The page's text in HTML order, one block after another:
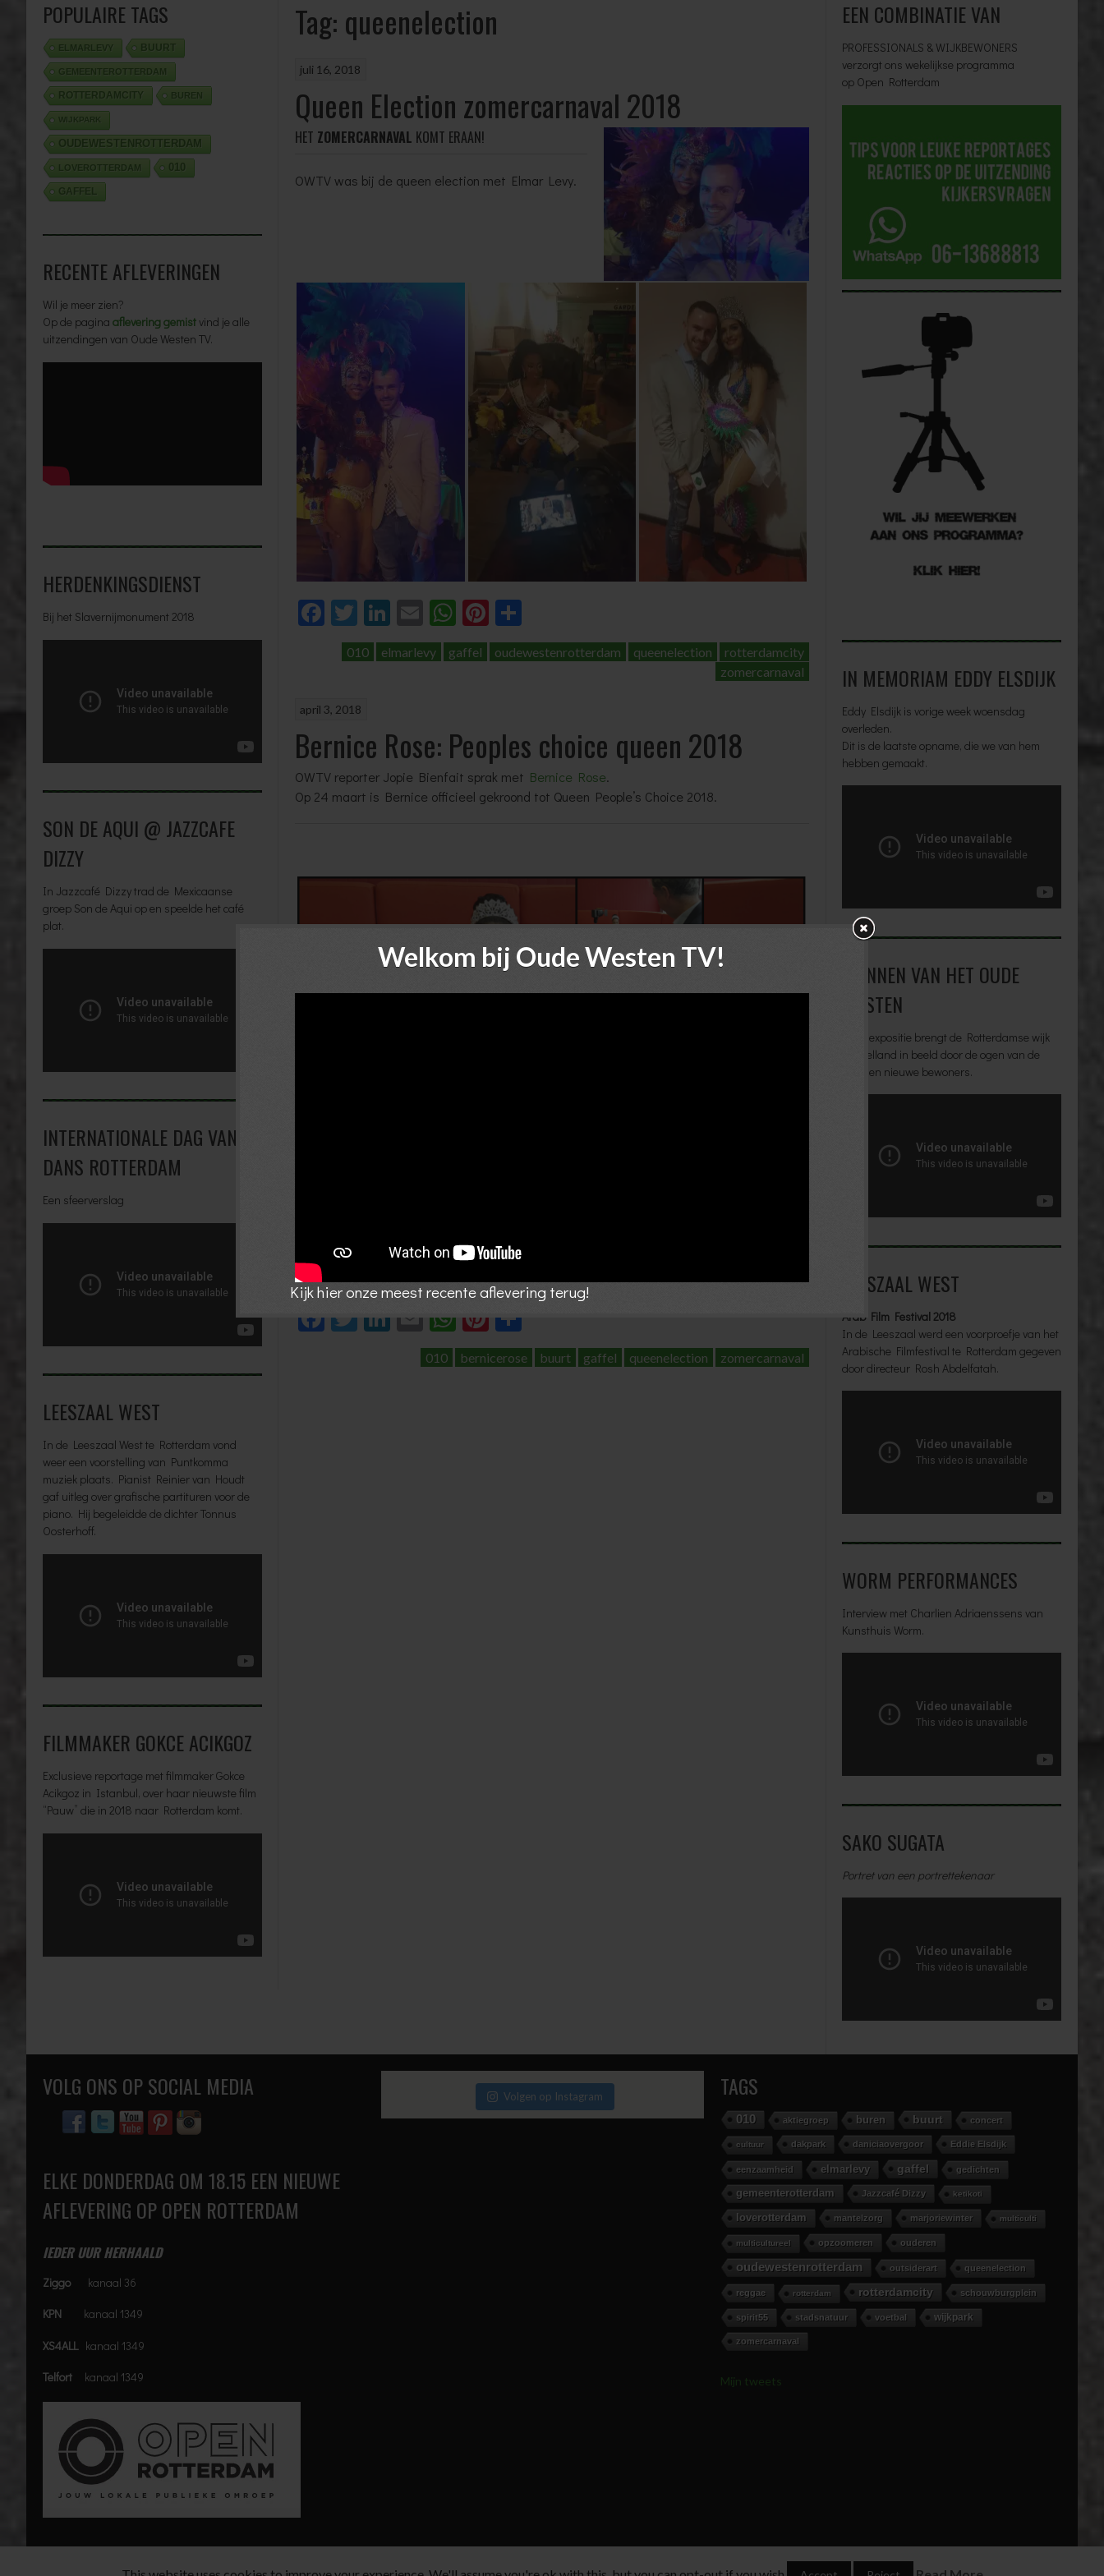
Welkom bij Oude Westen TV!
Kijk hier onze meest recente aflevering terug!
Tag: queenelection
juli 16, 2018
Queen Election zomercarnaval 2018
HET ZOMERCARNAVAL KOMT ERAAN!
OWTV was bij de queen election met Elmar Levy.
Facebook
Twitter
LinkedIn
EmailWhatsApp
Pinterest
010 elmarlevy gaffel oudewestenrotterdam queenelection
rotterdamcity
zomercarnaval
april 3, 2018
Bernice Rose: Peoples choice queen 2018
OWTV reporter Jopie Bienfait sprak met Bernice Rose.
Op 24 maart is Bernice officieel gekroond tot Queen People’s Choice 2018.
Facebook
Twitter
LinkedIn
EmailWhatsApp
Pinterest
010 bernicerose buurt gaffel queenelection zomercarnaval
POPULAIRE TAGS
ELMARLEVY BUURT
GEMEENTEROTTERDAM
ROTTERDAMCITY BUREN
WIJKPARK
OUDEWESTENROTTERDAM
LOVEROTTERDAM 010
GAFFEL
RECENTE AFLEVERINGEN
Wil je meer zien?
Op de pagina aflevering gemistvind je alle
uitzendingen van Oude Westen TV.
HERDENKINGSDIENST
Bij het Slavernijmonument 2018
SON DE AQUI @ JAZZCAFE
DIZZY
In Jazzcafé Dizzy trad de Mexicaanse
groep Son de Aqui op en speelde het café
plat.
INTERNATIONALE DAG VAN DE
DANS ROTTERDAM
Een sfeerverslag
LEESZAAL WEST
In de Leeszaal West te Rotterdam vond
weer een voorstelling van Puntkomma
muziek plaats. Pianist Reinier van Houdt
gaf uitleg over grafische partituren voor de
piano. Hij begeleidde de dichter Tonnus
Oosterhoff.
FILMMAKER GOKCE ACIKGOZ
Exclusieve reportage met filmmaker Gokce
Acikgoz in Istanbul, over haar nieuwste film
“Pauw” die in 2018 naar Rotterdam komt.
EEN COMBINATIE VAN
PROFESSIONALS & WIJKBEWONERS
verzorgt ons wekelijkse programma
op Open Rotterdam
IN MEMORIAM EDDY ELSDIJK
Eddy Elsdijk is vorige week woensdag
overleden.
Dit is de laatste opname, die we van hem
hebben gemaakt.
MANNEN VAN HET OUDE
WESTEN
Deze expositie brengt de Rotterdamse wijk
Middelland in beeld door de ogen van de
oude en nieuwe bewoners.
LEESZAAL WEST
Arab Film Festival 2018
In de Leeszaal werd een voorproefje van het
Arabische Filmfestival te Rotterdam gegeven
door directeur Rosh Abdelfatah.
WORM PERFORMANCES
Interview met Charlien Adriaenssens van
Kunsthuis Worm.
SAKO SUGATA
Portret van een portrettekenaar
VOLG ONS OP SOCIAL MEDIA
ELKE DONDERDAG OM 18.15 EEN NIEUWE
AFLEVERING OP OPEN ROTTERDAM
IEDER UUR HERHAALD
Ziggokanaal 36
KPN kanaal 1349
XS4ALL kanaal 1349
Telfort kanaal 1349
Volgen op Instagram TAGS
010 aktiegroep buren buurt concert
cultuur dakpark daniciaovergoor Eddie Elsdijk
eenzaamheid elmarlevy gaffel gedichten
gemeenterotterdam Jazzcafé Dizzy ketikoti
loverotterdam mantelzorg marjoriewinter multiculti
multicultureel opzoomeren ouderen
oudewestenrotterdam outsiderart queenelection
reggae rotterdam rotterdamcity schouwburgplein
spirit55 stadsnatuur voetbal wijkpark
zomercarnaval
Mijn tweets